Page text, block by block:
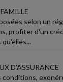
selon un
profiter d'un
D'ASSURANCE
conditions,